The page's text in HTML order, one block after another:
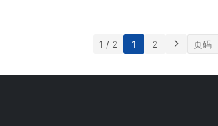
标准 上海市青浦区工伤七级赔
1 / 2 1 2